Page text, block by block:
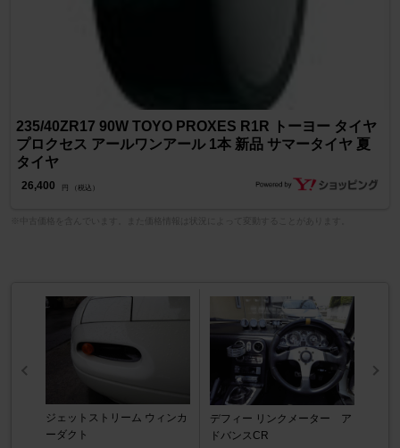
235/40ZR17 90W TOYO PROXES R1R トーヨー タイヤ
プロクセス アールワンアール 1本 新品 サマータイヤ 夏
タイヤ
26,400 円 （税込）
ジェットストリーム ウィンカ
ーダクト
デフィー リンクメーター ア
ドバンスCR